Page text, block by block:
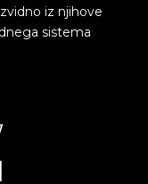
iz njihove
sistema